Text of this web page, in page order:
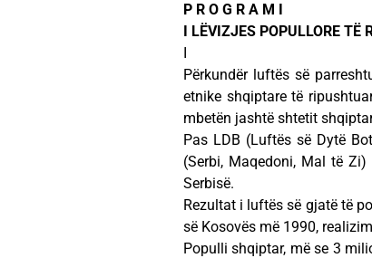
P R O G R A M I
I LËVIZJES POPULLORE TË
I
Përkundër luftës së
etnike shqiptare të
mbetën jashtë shtetit
Pas LDB (Luftës së Dytë
(Serbi, Maqedoni, Mal të
Serbisë.
Rezultat i luftës së gjatë të
së Kosovës më 1990,
Populli shqiptar, më se 3